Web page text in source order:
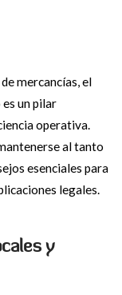
mercancías, el
un pilar
operativa.
al tanto
esenciales para
legales.
y